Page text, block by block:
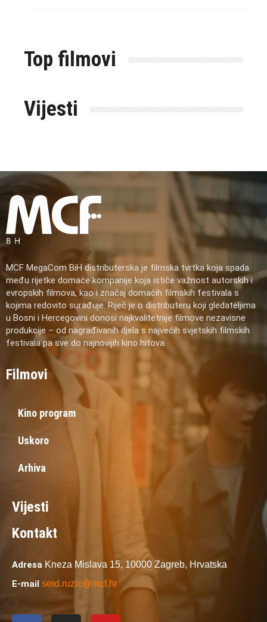
Top filmovi
Vijesti
MCF MegaCom BiH distributerska je filmska tvrtka koja spada
među rijetke domaće kompanije koja ističe važnost autorskih i
evropskih filmova, kao i značaj domaćih filmskih festivala s
kojima redovito surađuje. Riječ je o distributeru koji gledateljima
u Bosni i Hercegovini donosi najkvalitetnije filmove nezavisne
produkcije – od nagrađivanih djela s najvećih svjetskih filmskih
festivala pa sve do najnovijih kino hitova.
Filmovi
Kino program
Uskoro
Arhiva
Vijesti
Kontakt
Adresa Kneza Mislava 15, 10000 Zagreb, Hrvatska
E-mail seid.ruzic@mcf.hr